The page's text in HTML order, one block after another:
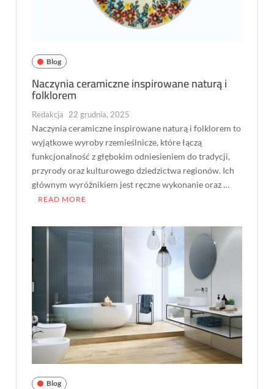
Blog
Naczynia ceramiczne inspirowane naturą i
folklorem
Redakcja 22 grudnia, 2025
Naczynia ceramiczne inspirowane naturą i folklorem to
wyjątkowe wyroby rzemieślnicze, które łączą
funkcjonalność z głębokim odniesieniem do tradycji,
przyrody oraz kulturowego dziedzictwa regionów. Ich
głównym wyróżnikiem jest ręczne wykonanie oraz …
READ MORE
Blog